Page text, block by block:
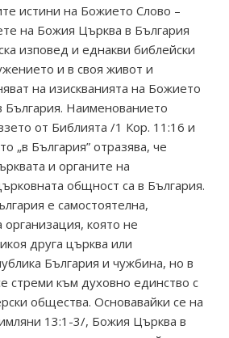
истини на Божието Слово –
на Божия Църква в България
изповед и еднакви библейски
и в своя живот и
на изискванията на Божието
България. Наименованието
от Библията /1 Кор. 11:16 и
„в България” отразява, че
и органите на
общност са в България.
е самостоятелна,
организация, която не
друга църква или
България и чужбина, но в
стреми към духовно единство с
общества. Основавайки се на
13:1-3/, Божия Църква в